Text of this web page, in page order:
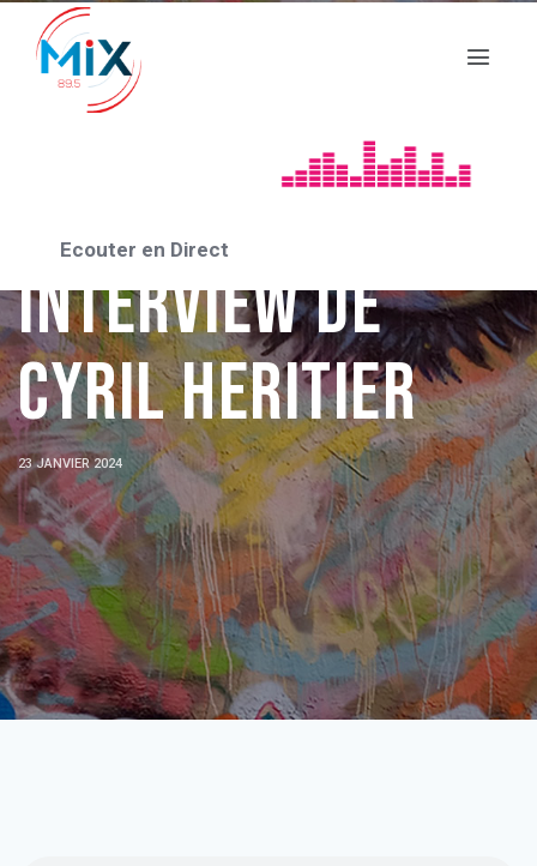
Ecouter en Direct
Interview de
Cyril HERITIER
23 JANVIER 2024